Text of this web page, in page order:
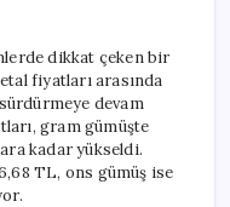
Metaller
Piyasasında
Ayrışma
için
dikkat çeken bir
fiyatları arasında
devam
gram gümüşte
kadar yükseldi.
TL, ons gümüş ise